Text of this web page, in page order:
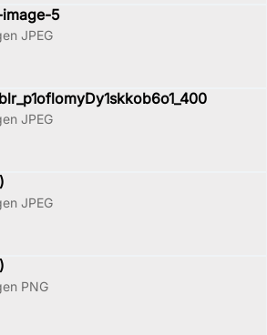
image-5
JPEG
JPEG
JPEG
PNG